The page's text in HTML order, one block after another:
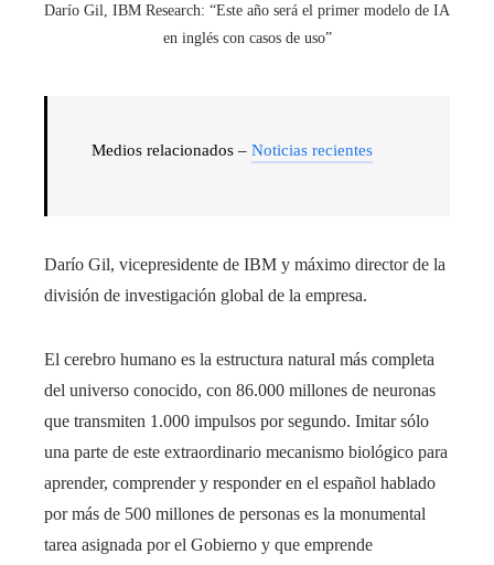
Darío Gil, IBM Research: “Este año será el primer modelo de IA
en inglés con casos de uso”
Medios relacionados – Noticias recientes
Darío Gil, vicepresidente de IBM y máximo director de la
división de investigación global de la empresa.
El cerebro humano es la estructura natural más completa
del universo conocido, con 86.000 millones de neuronas
que transmiten 1.000 impulsos por segundo. Imitar sólo
una parte de este extraordinario mecanismo biológico para
aprender, comprender y responder en el español hablado
por más de 500 millones de personas es la monumental
tarea asignada por el Gobierno y que emprende